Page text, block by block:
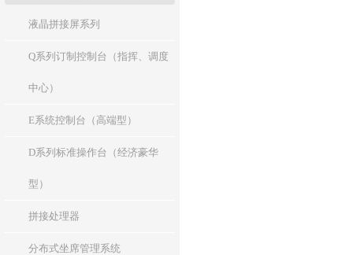
液晶拼接屏系列
Q系列订制控制台（指挥、调度
中心）
E系统控制台（高端型）
D系列标准操作台（经济豪华
型）
拼接处理器
分布式坐席管理系统